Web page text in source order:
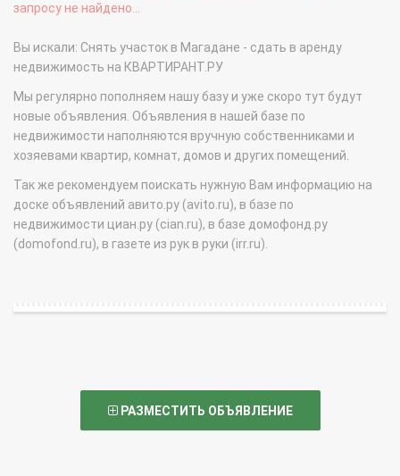
запросу не найдено...
Вы искали: Снять участок в Магадане - сдать в аренду
недвижимость на КВАРТИРАНТ.РУ
Мы регулярно пополняем нашу базу и уже скоро тут будут
новые объявления. Объявления в нашей базе по
недвижимости наполняются вручную собственниками и
хозяевами квартир, комнат, домов и других помещений.
Так же рекомендуем поискать нужную Вам информацию на
доске объявлений авито.ру (avito.ru), в базе по
недвижимости циан.ру (cian.ru), в базе домофонд.ру
(domofond.ru), в газете из рук в руки (irr.ru).
РАЗМЕСТИТЬ ОБЪЯВЛЕНИЕ